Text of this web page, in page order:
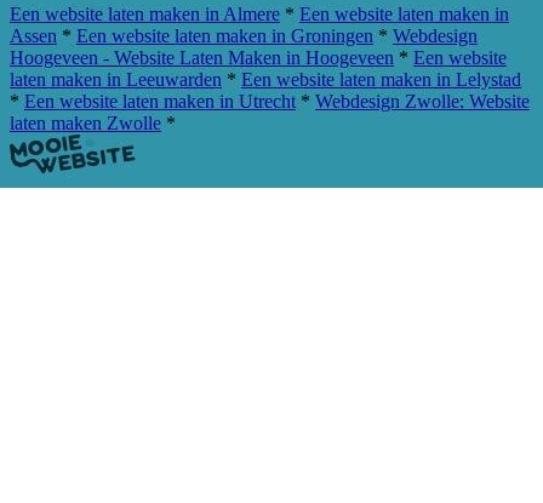
Een website laten maken in Almere * Een website laten maken in
Assen * Een website laten maken in Groningen * Webdesign
Hoogeveen - Website Laten Maken in Hoogeveen * Een website
laten maken in Leeuwarden * Een website laten maken in Lelystad
* Een website laten maken in Utrecht * Webdesign Zwolle: Website
laten maken Zwolle *